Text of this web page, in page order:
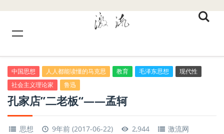
中国思想 人人都能读懂的马克思 教育 毛泽东思想
现代性
社会主义理论家
鲁迅
孔家店”二老板“——孟轲
思想 9年前 (2017-06-22) 2,944
激流网